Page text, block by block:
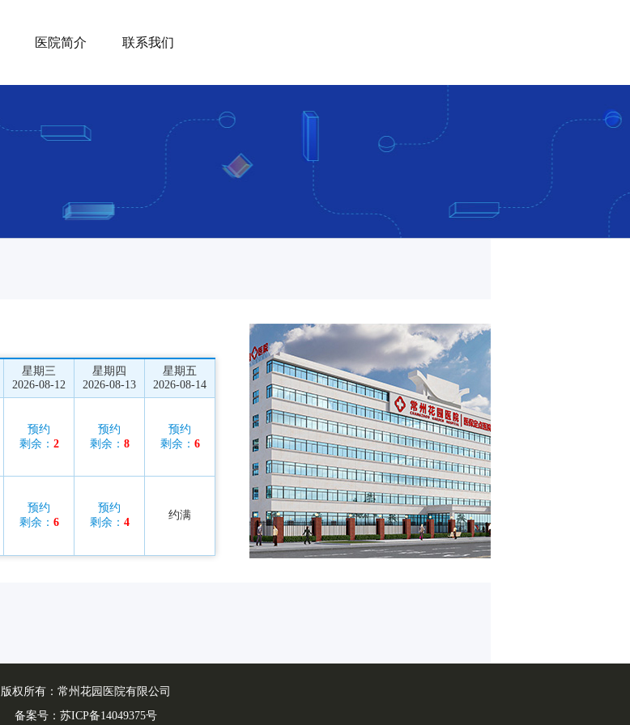
医院简介 联系我们
星期三
2026-08-12
星期四
2026-08-13
星期五
2026-08-14
预约
剩余： 2
预约
剩余： 8
预约
剩余： 6
预约
剩余： 6
预约
剩余： 4
约满
版权所有：常州花园医院有限公司
备案号： 苏ICP备14049375号